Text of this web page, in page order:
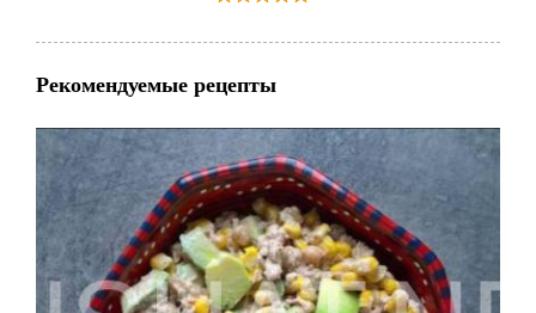
Рекомендуемые рецепты